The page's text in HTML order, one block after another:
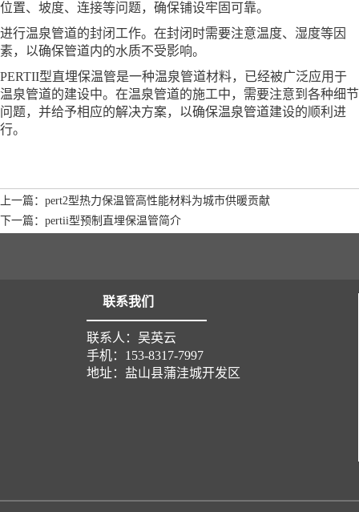
位置、坡度、连接等问题，确保铺设牢固可靠。
进行温泉管道的封闭工作。在封闭时需要注意温度、湿度等因
素，以确保管道内的水质不受影响。
PERTII型直埋保温管是一种温泉管道材料，已经被广泛应用于
温泉管道的建设中。在温泉管道的施工中，需要注意到各种细节
问题，并给予相应的解决方案，以确保温泉管道建设的顺利进
行。
上一篇：pert2型热力保温管高性能材料为城市供暖贡献
下一篇：pertii型预制直埋保温管简介
联系我们
联系人：吴英云
手机：153-8317-7997
地址：盐山县蒲洼城开发区